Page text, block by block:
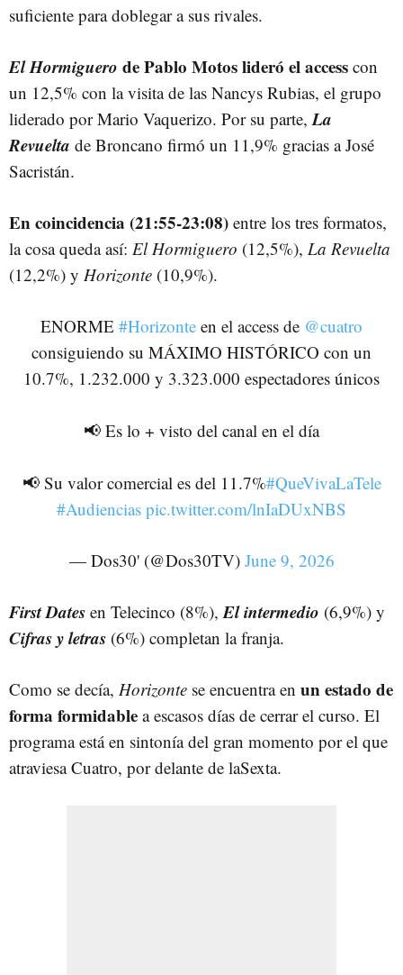
suficiente para doblegar a sus rivales.
El Hormiguero de Pablo Motos lideró el access con
un 12,5% con la visita de las Nancys Rubias, el grupo
liderado por Mario Vaquerizo. Por su parte, La
Revuelta de Broncano firmó un 11,9% gracias a José
Sacristán.
En coincidencia (21:55-23:08) entre los tres formatos,
la cosa queda así: El Hormiguero (12,5%), La Revuelta
(12,2%) y Horizonte (10,9%).
ENORME #Horizonte en el access de @cuatro
consiguiendo su MÁXIMO HISTÓRICO con un
10.7%, 1.232.000 y 3.323.000 espectadores únicos
📢 Es lo + visto del canal en el día
📢 Su valor comercial es del 11.7%#QueVivaLaTele
#Audiencias pic.twitter.com/lnIaDUxNBS
— Dos30' (@Dos30TV) June 9, 2026
First Dates en Telecinco (8%), El intermedio (6,9%) y
Cifras y letras (6%) completan la franja.
Como se decía, Horizonte se encuentra en un estado de
forma formidable a escasos días de cerrar el curso. El
programa está en sintonía del gran momento por el que
atraviesa Cuatro, por delante de laSexta.